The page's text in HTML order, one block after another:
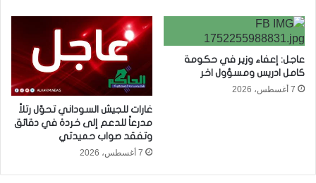
عاجل: إعفاء وزير في حكومة
كامل ادريس ومسؤول اخر
7 أغسطس، 2026
غارات للجيش السوداني تحوّل رتلاً
مدرعاً للدعم إلى خردة في دقائق
وتفقد صواب حميدتي
7 أغسطس، 2026